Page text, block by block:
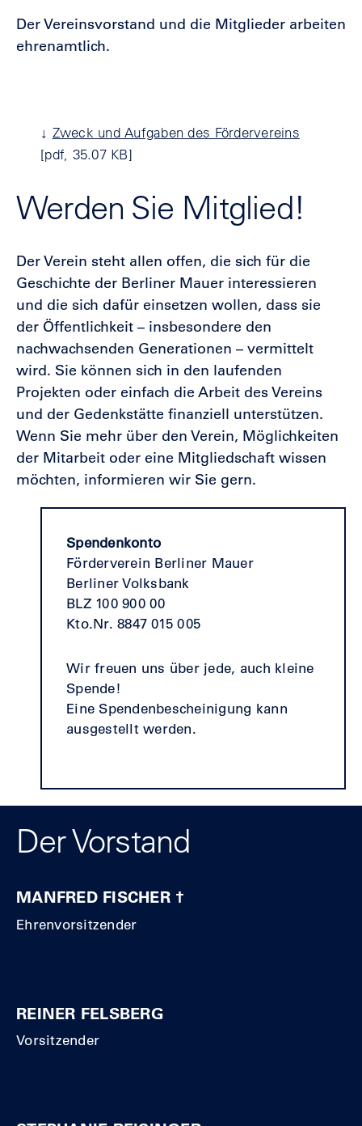
Der Vereinsvorstand und die Mitglieder arbeiten
ehrenamtlich.
↓ Zweck und Aufgaben des Fördervereins
[pdf, 35.07 KB]
Werden Sie Mitglied!
Der Verein steht allen offen, die sich für die
Geschichte der Berliner Mauer interessieren
und die sich dafür einsetzen wollen, dass sie
der Öffentlichkeit – insbesondere den
nachwachsenden Generationen – vermittelt
wird. Sie können sich in den laufenden
Projekten oder einfach die Arbeit des Vereins
und der Gedenkstätte finanziell unterstützen.
Wenn Sie mehr über den Verein, Möglichkeiten
der Mitarbeit oder eine Mitgliedschaft wissen
möchten, informieren wir Sie gern.
Spendenkonto
Förderverein Berliner Mauer
Berliner Volksbank
BLZ 100 900 00
Kto.Nr. 8847 015 005
Wir freuen uns über jede, auch kleine
Spende!
Eine Spendenbescheinigung kann
ausgestellt werden.
Der Vorstand
MANFRED FISCHER †
Ehrenvorsitzender
REINER FELSBERG
Vorsitzender